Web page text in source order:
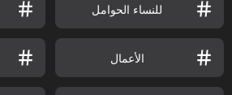
للنساء الحوامل
الأعمال